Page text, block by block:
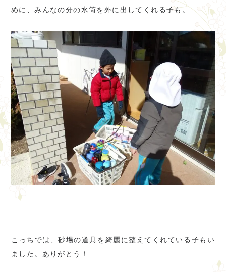
めに、みんなの分の水筒を外に出してくれる子も。
こっちでは、砂場の道具を綺麗に整えてくれている子もい
ました。ありがとう！